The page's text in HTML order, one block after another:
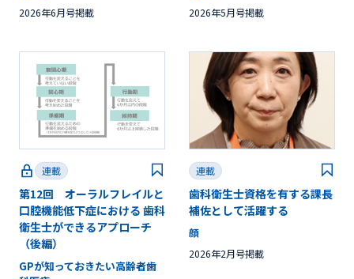
2026年6月号掲載 2026年5月号掲載
連載
第12回 オーラルフレイルと
口腔機能低下症における 歯科
衛生士ができるアプローチ
（後編）
GPが知っておきたい高齢者歯
連載
歯科衛生士資格を有する課長
補佐として活躍する
顔
2026年2月号掲載